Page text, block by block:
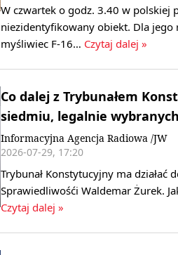
W czwartek o godz. 3.40 w polskiej
niezidentyfikowany obiekt. Dla
myśliwiec F-16… Czytaj dalej »
Co dalej z Trybunałem
siedmiu, legalnie
Informacyjna Agencja Radiowa /JW
2026-07-29, 17:20
Trybunał Konstytucyjny ma działać
Sprawiedliwośći Waldemar Żurek.
Czytaj dalej »